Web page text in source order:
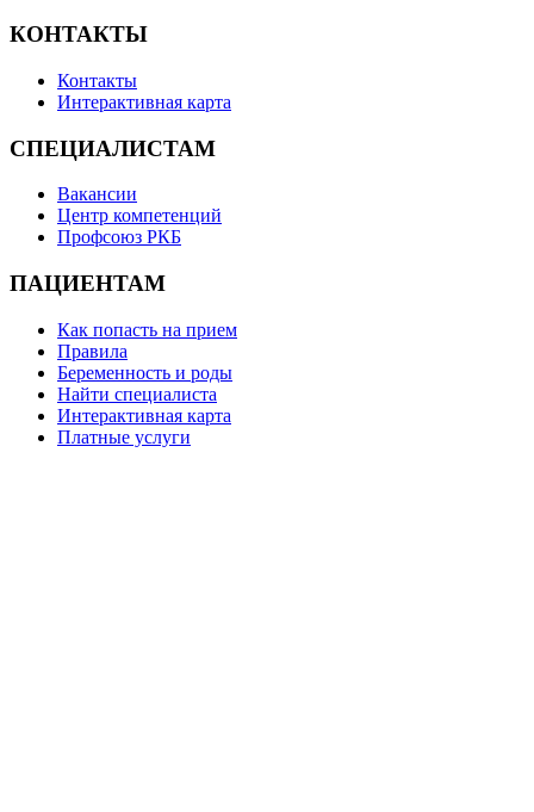
КОНТАКТЫ
Контакты
Интерактивная карта
СПЕЦИАЛИСТАМ
Вакансии
Центр компетенций
Профсоюз РКБ
ПАЦИЕНТАМ
Как попасть на прием
Правила
Беременность и роды
Найти специалиста
Интерактивная карта
Платные услуги